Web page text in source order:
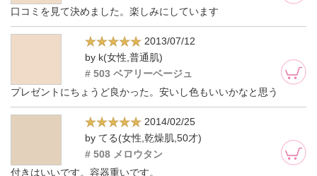
口コミを見て決めました。楽しみにしています
2013/07/12
by k(女性,普通肌)
# 503 ベアリーベージュ
プレゼントにちょうど良かった。安いし色もいいかなと思う
2014/02/25
by てる(女性,乾燥肌,50才)
# 508 メロウタン
付きはいいです。容器重いです。